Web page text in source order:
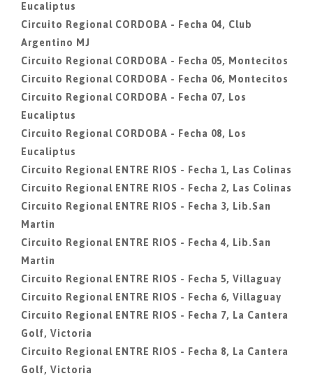
Eucaliptus
Circuito Regional CORDOBA - Fecha 04, Club
Argentino MJ
Circuito Regional CORDOBA - Fecha 05, Montecitos
Circuito Regional CORDOBA - Fecha 06, Montecitos
Circuito Regional CORDOBA - Fecha 07, Los
Eucaliptus
Circuito Regional CORDOBA - Fecha 08, Los
Eucaliptus
Circuito Regional ENTRE RIOS - Fecha 1, Las Colinas
Circuito Regional ENTRE RIOS - Fecha 2, Las Colinas
Circuito Regional ENTRE RIOS - Fecha 3, Lib.San
Martin
Circuito Regional ENTRE RIOS - Fecha 4, Lib.San
Martin
Circuito Regional ENTRE RIOS - Fecha 5, Villaguay
Circuito Regional ENTRE RIOS - Fecha 6, Villaguay
Circuito Regional ENTRE RIOS - Fecha 7, La Cantera
Golf, Victoria
Circuito Regional ENTRE RIOS - Fecha 8, La Cantera
Golf, Victoria